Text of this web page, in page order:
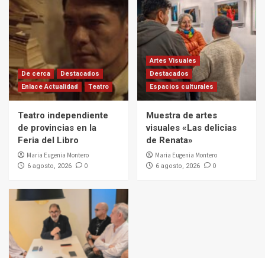
De cerca
Destacados
Enlace Actualidad
Teatro
Teatro independiente
de provincias en la
Feria del Libro
Maria Eugenia Montero
6 agosto, 2026 0
Artes Visuales
Destacados
Espacios culturales
Muestra de artes
visuales «Las delicias
de Renata»
Maria Eugenia Montero
6 agosto, 2026 0